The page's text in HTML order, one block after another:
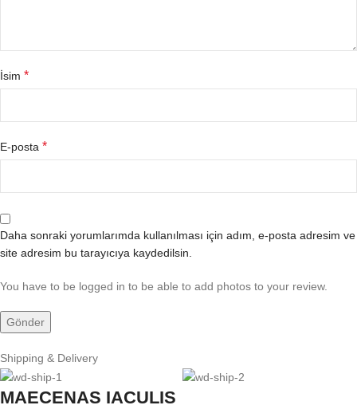
İsim *
E-posta *
Daha sonraki yorumlarımda kullanılması için adım, e-posta adresim ve
site adresim bu tarayıcıya kaydedilsin.
You have to be logged in to be able to add photos to your review.
Shipping & Delivery
MAECENAS IACULIS